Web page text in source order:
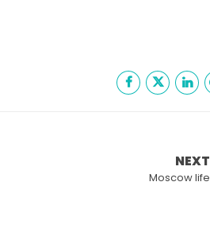
NEXT
Moscow life